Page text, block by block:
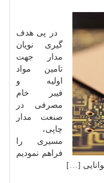
در پی هدف
گیری نویان
مدار جهت
تامین مواد
اولیه و
فیبر خام
مصرفی در
صنعت مدار
چاپی،
مسیری را
فراهم نمودیم
[…]